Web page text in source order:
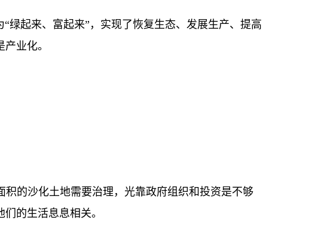
起来、富起来”，实现了恢复生态、发展生产、提高
业化。
的沙化土地需要治理，光靠政府组织和投资是不够
的生活息息相关。